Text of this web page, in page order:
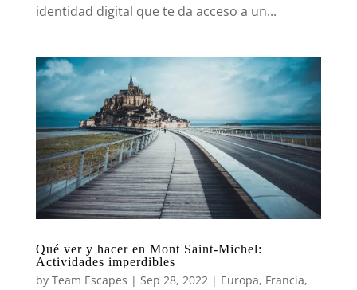
identidad digital que te da acceso a un...
Qué ver y hacer en Mont Saint-Michel:
Actividades imperdibles
by Team Escapes | Sep 28, 2022| Europa, Francia,